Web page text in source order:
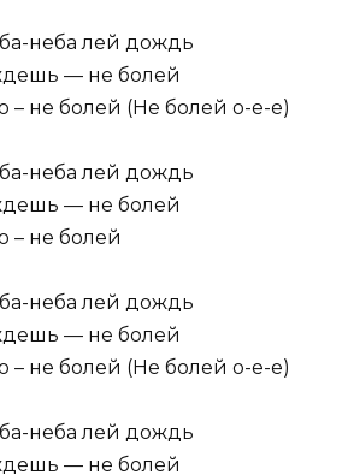
неба лей дождь
— не болей
– не болей (Не болей о-е-е)
неба лей дождь
— не болей
– не болей
неба лей дождь
— не болей
– не болей (Не болей о-е-е)
неба лей дождь
— не болей